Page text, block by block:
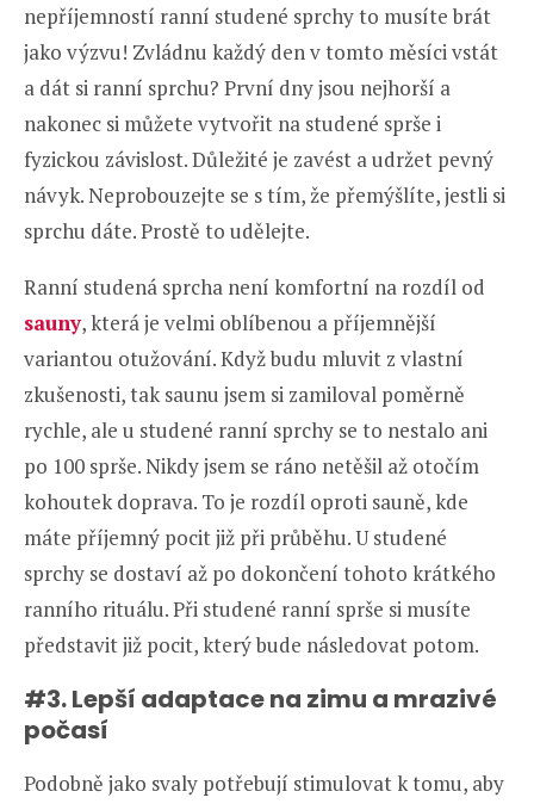
nepříjemností ranní studené sprchy to musíte brát
jako výzvu! Zvládnu každý den v tomto měsíci vstát
a dát si ranní sprchu? První dny jsou nejhorší a
nakonec si můžete vytvořit na studené sprše i
fyzickou závislost. Důležité je zavést a udržet pevný
návyk. Neprobouzejte se s tím, že přemýšlíte, jestli si
sprchu dáte. Prostě to udělejte.
Ranní studená sprcha není komfortní na rozdíl od
sauny, která je velmi oblíbenou a příjemnější
variantou otužování. Když budu mluvit z vlastní
zkušenosti, tak saunu jsem si zamiloval poměrně
rychle, ale u studené ranní sprchy se to nestalo ani
po 100 sprše. Nikdy jsem se ráno netěšil až otočím
kohoutek doprava. To je rozdíl oproti sauně, kde
máte příjemný pocit již při průběhu. U studené
sprchy se dostaví až po dokončení tohoto krátkého
ranního rituálu. Při studené ranní sprše si musíte
představit již pocit, který bude následovat potom.
#3. Lepší adaptace na zimu a mrazivé
počasí
Podobně jako svaly potřebují stimulovat k tomu, aby